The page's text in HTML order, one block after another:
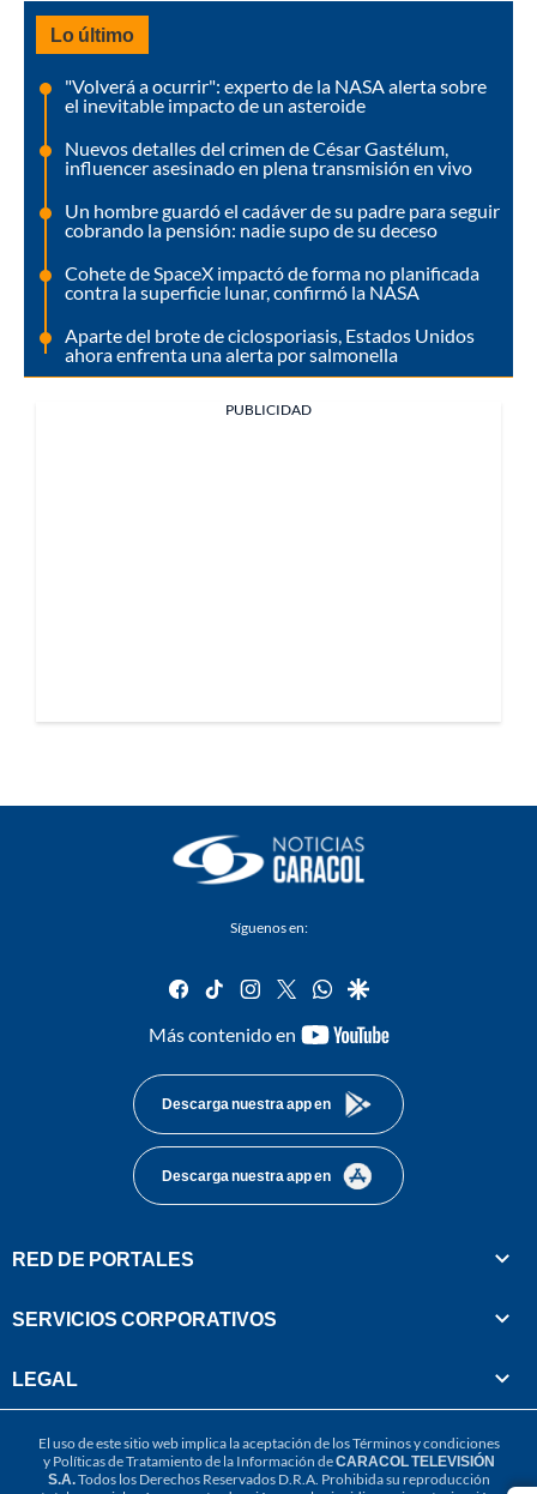
Lo último
"Volverá a ocurrir": experto de la NASA alerta sobre
el inevitable impacto de un asteroide
Nuevos detalles del crimen de César Gastélum,
influencer asesinado en plena transmisión en vivo
Un hombre guardó el cadáver de su padre para seguir
cobrando la pensión: nadie supo de su deceso
Cohete de SpaceX impactó de forma no planificada
contra la superficie lunar, confirmó la NASA
Aparte del brote de ciclosporiasis, Estados Unidos
ahora enfrenta una alerta por salmonella
PUBLICIDAD
Síguenos en:
facebook
tiktok instagram
twitterwhatsapp
google
Más contenido en
youtube-
Descarga nuestra app en
Descarga nuestra app en
RED DE PORTALES
SERVICIOS CORPORATIVOS
LEGAL
El uso de este sitio web implica la aceptación de losTérminos y condiciones
y Políticas de Tratamiento de la Información deCARACOL TELEVISIÓN
S.A.Todos los Derechos Reservados D.R.A. Prohibida su reproducción